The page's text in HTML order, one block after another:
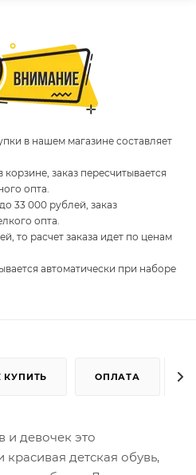
в нашем магазине составляет
заказ пересчитывается
опта.
33 000 рублей, заказ
опта.
то расчет заказа идет по ценам
автоматически при наборе
КУПИТЬ ОПЛАТА
и девочек это
детская обувь,